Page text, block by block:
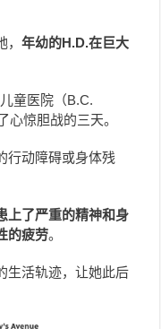
，年幼的H.D.在巨大
童医院（B.C.
心惊胆战的三天。
行动障碍或身体残
上了严重的精神和身
的疲劳。
生活轨迹，让她此后